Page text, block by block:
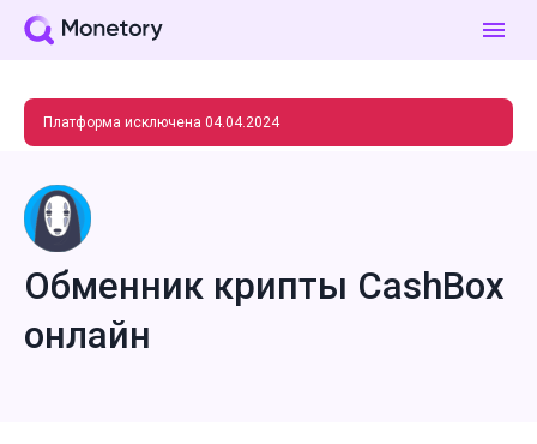
Платформа исключена 04.04.2024
Обменник крипты CashBox
онлайн